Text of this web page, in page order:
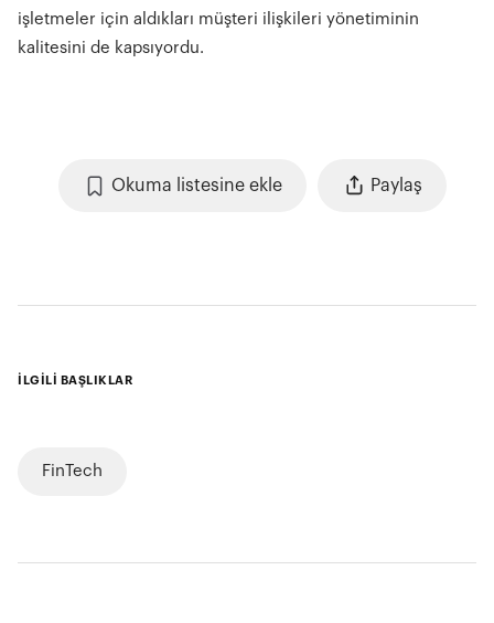
işletmeler için aldıkları müşteri ilişkileri yönetiminin
kalitesini de kapsıyordu.
Okuma listesine ekle Paylaş
İLGİLİ BAŞLIKLAR
FinTech